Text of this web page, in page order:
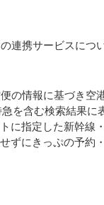
連携サービスにつ
の情報に基づき空
を含む検索結果に
に指定した新幹線
ずにきっぷの予約